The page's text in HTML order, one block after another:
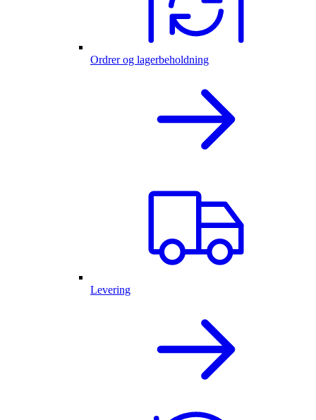
Ordrer og lagerbeholdning
Levering